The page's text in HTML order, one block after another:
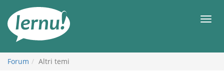
all’indice
Forum Altri temi